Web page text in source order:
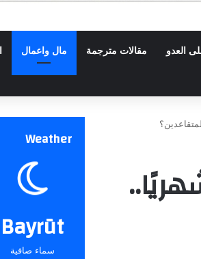
العدو مقالات مترجمة مال واعمال
دولارًا شهريًا..
Weather
Bayrūt
سماء صافية